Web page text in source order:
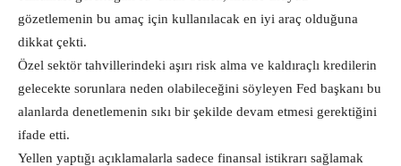
gözetlemenin bu amaç için kullanılacak en iyi araç olduğuna
dikkat çekti.
Özel sektör tahvillerindeki aşırı risk alma ve kaldıraçlı kredilerin
gelecekte sorunlara neden olabileceğini söyleyen Fed başkanı bu
alanlarda denetlemenin sıkı bir şekilde devam etmesi gerektiğini
ifade etti.
Yellen yaptığı açıklamalarla sadece finansal istikrarı sağlamak